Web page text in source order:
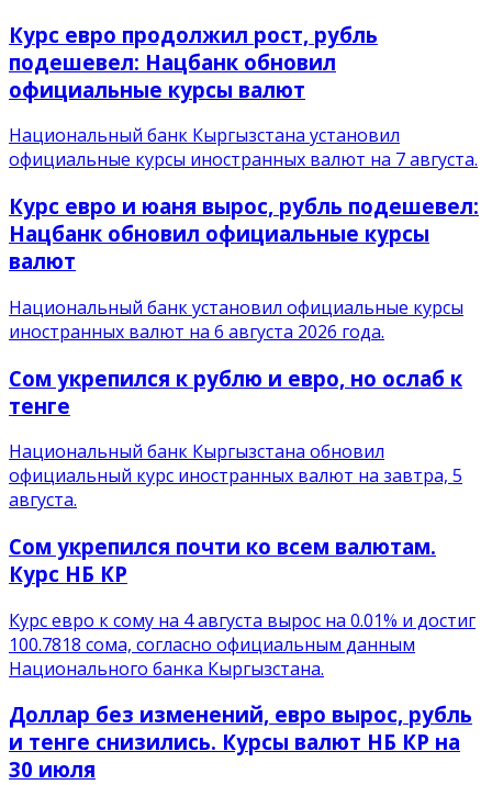
Курс евро продолжил рост, рубль
подешевел: Нацбанк обновил
официальные курсы валют
Национальный банк Кыргызстана установил
официальные курсы иностранных валют на 7 августа.
Курс евро и юаня вырос, рубль подешевел:
Нацбанк обновил официальные курсы
валют
Национальный банк установил официальные курсы
иностранных валют на 6 августа 2026 года.
Сом укрепился к рублю и евро, но ослаб к
тенге
Национальный банк Кыргызстана обновил
официальный курс иностранных валют на завтра, 5
августа.
Сом укрепился почти ко всем валютам.
Курс НБ КР
Курс евро к сому на 4 августа вырос на 0.01% и достиг
100.7818 сома, согласно официальным данным
Национального банка Кыргызстана.
Доллар без изменений, евро вырос, рубль
и тенге снизились. Курсы валют НБ КР на
30 июля